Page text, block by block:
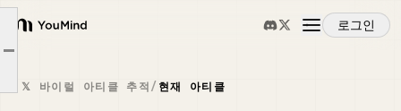
YouMind
로그인
개요
"편리함"과 "애정"은 완전히 다른 것입니다
자기 주관적인 사람들이 가진 "신뢰"의 무게
𝕏 바이럴 아티클 추적/ 현재 아티클